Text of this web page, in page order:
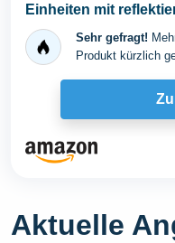
Einheiten mit
Hund...
Sehr gefragt!
Produkt kürzlich
Aktuelle